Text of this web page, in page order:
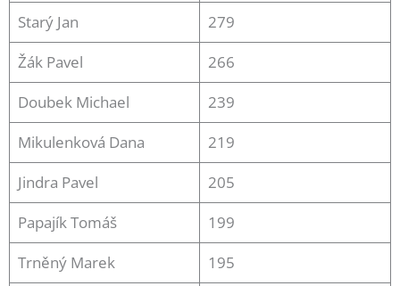
Starý Jan
279
Žák Pavel
266
Doubek Michael
239
Mikulenková Dana
219
Jindra Pavel
205
Papajík Tomáš
199
Trněný Marek
195